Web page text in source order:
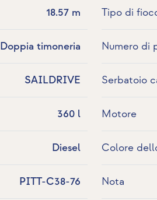
18.57 m Tipo di
Doppia timoneria Numero di
SAILDRIVE Serbatoio
360 l Motore
Diesel Colore
PITT-C38-76 Nota